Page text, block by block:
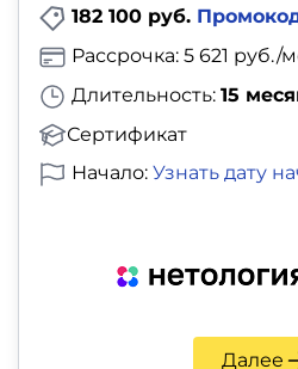
182 100 руб.
Длительность: 15
Сертификат
Рассрочка: 5 621 руб./
Начало: Узнать дату
Далее